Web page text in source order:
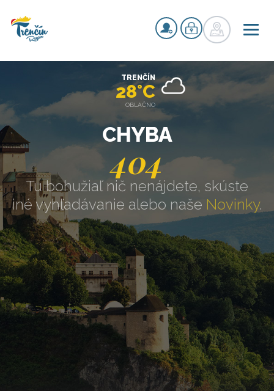
CHYBA
404
Tu bohužiaľ nič nenájdete, skúste
iné vyhľadávanie alebo naše Novinky.
TRENČÍN
28°C
OBLAČNO